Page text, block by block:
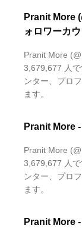
Pranit More
ォロワーカ
Pranit More
3,679,677 人
ンター、プロ
ます。
Pranit More
Pranit More
3,679,677 人
ンター、プロ
ます。
Pranit More